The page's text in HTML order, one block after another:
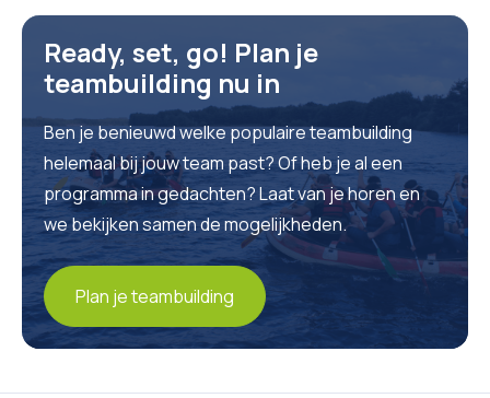
Ready, set, go! Plan je
teambuilding nu in
Ben je benieuwd welke populaire teambuilding
helemaal bij jouw team past? Of heb je al een
programma in gedachten? Laat van je horen en
we bekijken samen de mogelijkheden.
Plan je teambuilding